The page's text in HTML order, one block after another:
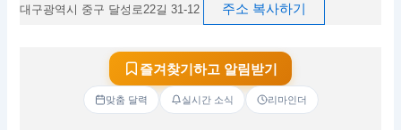
대구광역시 중구 달성로22길 31-12 주소 복사하기
즐겨찾기하고 알림받기
맞춤 달력 실시간 소식 리마인더